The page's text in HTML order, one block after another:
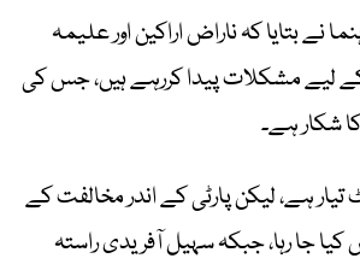
نے بتایا کہ ناراض اراکین اور علیمہ
لیے مشکلات پیدا کررہے ہیں، جس کی
شکار ہے۔
تیار ہے، لیکن پارٹی کے اندر مخالفت کے
جا رہا، جبکہ سہیل آفریدی راستہ